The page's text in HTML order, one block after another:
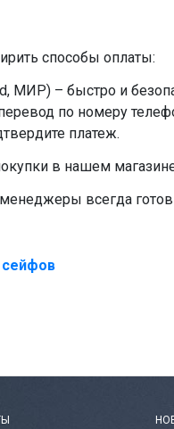
способы оплаты:
МИР) – быстро и
по номеру
платеж.
в нашем
всегда
сейфов